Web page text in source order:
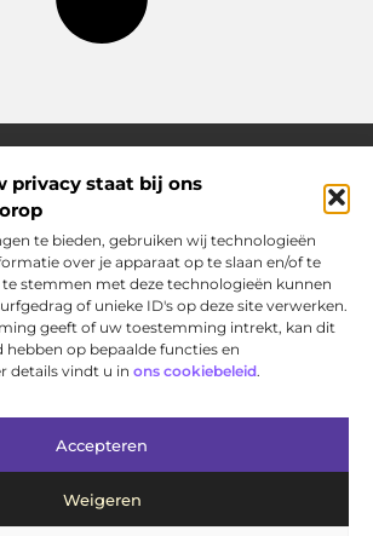
privacy staat bij ons
te bieden, gebruiken wij technologieën
over je apparaat op te slaan en/of te
stemmen met deze technologieën kunnen
of unieke ID's op deze site verwerken.
geeft of uw toestemming intrekt, kan dit
hebben op bepaalde functies en
details vindt u in ons cookiebeleid.
Accepteren
Weigeren
inspiratie en praktische ideeën
vind je een gevarieerd aanbod aan artikelen
om jouw dag nét wat leuker, slimmer en